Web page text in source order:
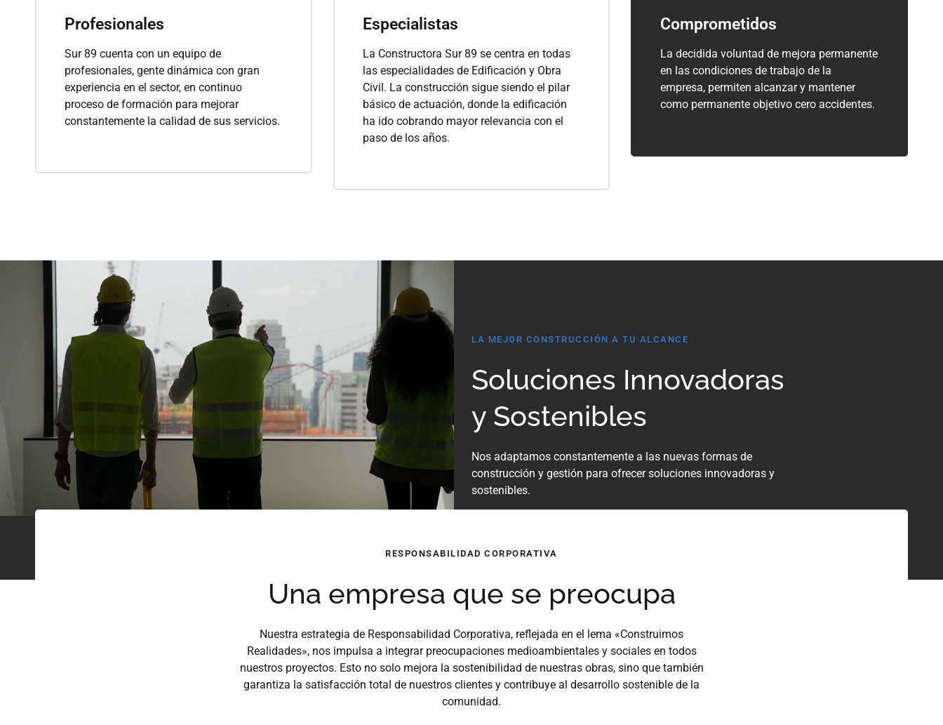
Profesionales
Sur 89 cuenta con un equipo de
profesionales, gente dinámica con gran
experiencia en el sector, en continuo
proceso de formación para mejorar
constantemente la calidad de sus servicios.
Especialistas
La Constructora Sur 89 se centra en todas
las especialidades de Edificación y Obra
Civil. La construcción sigue siendo el pilar
básico de actuación, donde la edificación
ha ido cobrando mayor relevancia con el
paso de los años.
Comprometidos
La decidida voluntad de mejora permanente
en las condiciones de trabajo de la
empresa, permiten alcanzar y mantener
como permanente objetivo cero accidentes.
LA MEJOR CONSTRUCCIÓN A TU ALCANCE
Soluciones Innovadoras
y Sostenibles
Nos adaptamos constantemente a las nuevas formas de
construcción y gestión para ofrecer soluciones innovadoras y
sostenibles.
RESPONSABILIDAD CORPORATIVA
Una empresa que se preocupa
Nuestra estrategia de Responsabilidad Corporativa, reflejada en el lema «Construimos
Realidades», nos impulsa a integrar preocupaciones medioambientales y sociales en todos
nuestros proyectos. Esto no solo mejora la sostenibilidad de nuestras obras, sino que también
garantiza la satisfacción total de nuestros clientes y contribuye al desarrollo sostenible de la
comunidad.